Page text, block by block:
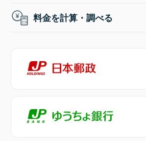
料金を計算・調べる